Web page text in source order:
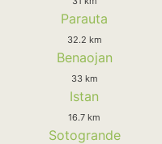
Parauta
32.2 km
Benaojan
33 km
Istan
16.7 km
Sotogrande